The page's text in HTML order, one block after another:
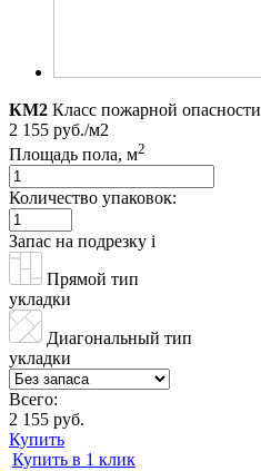
КМ2 Класс пожарной опасности
2 155 руб./м2
Площадь пола, м2
Количество упаковок:
Запас на подрезку i
Прямой тип
укладки
Диагональный тип
укладки
Всего:
2 155 руб.
Купить
Купить в 1 клик